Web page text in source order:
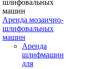
Аренда мозаично-
шлифовальных
машин
Аренда
шлифмашин
для